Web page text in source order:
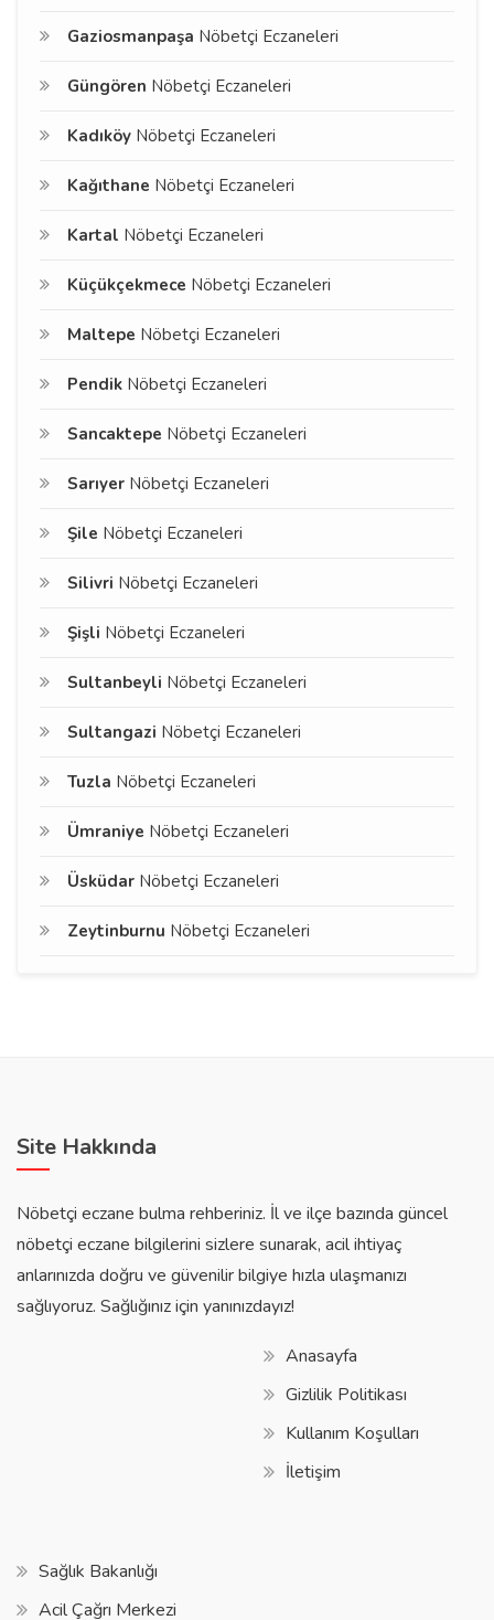
Gaziosmanpaşa Nöbetçi Eczaneleri
Güngören Nöbetçi Eczaneleri
Kadıköy Nöbetçi Eczaneleri
Kağıthane Nöbetçi Eczaneleri
Kartal Nöbetçi Eczaneleri
Küçükçekmece Nöbetçi Eczaneleri
Maltepe Nöbetçi Eczaneleri
Pendik Nöbetçi Eczaneleri
Sancaktepe Nöbetçi Eczaneleri
Sarıyer Nöbetçi Eczaneleri
Şile Nöbetçi Eczaneleri
Silivri Nöbetçi Eczaneleri
Şişli Nöbetçi Eczaneleri
Sultanbeyli Nöbetçi Eczaneleri
Sultangazi Nöbetçi Eczaneleri
Tuzla Nöbetçi Eczaneleri
Ümraniye Nöbetçi Eczaneleri
Üsküdar Nöbetçi Eczaneleri
Zeytinburnu Nöbetçi Eczaneleri
Site Hakkında
Nöbetçi eczane bulma rehberiniz. İl ve ilçe bazında güncel
nöbetçi eczane bilgilerini sizlere sunarak, acil ihtiyaç
anlarınızda doğru ve güvenilir bilgiye hızla ulaşmanızı
sağlıyoruz. Sağlığınız için yanınızdayız!
Anasayfa
Gizlilik Politikası
Kullanım Koşulları
İletişim
Sağlık Bakanlığı
Acil Çağrı Merkezi